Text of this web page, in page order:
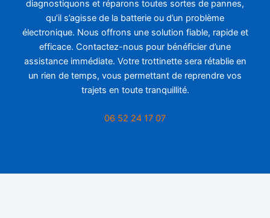
diagnostiquons et réparons toutes sortes de pannes,
qu’il s’agisse de la batterie ou d’un problème
électronique. Nous offrons une solution fiable, rapide et
efficace. Contactez-nous pour bénéficier d’une
assistance immédiate. Votre trottinette sera rétablie en
un rien de temps, vous permettant de reprendre vos
trajets en toute tranquillité.
06 52 24 17 07